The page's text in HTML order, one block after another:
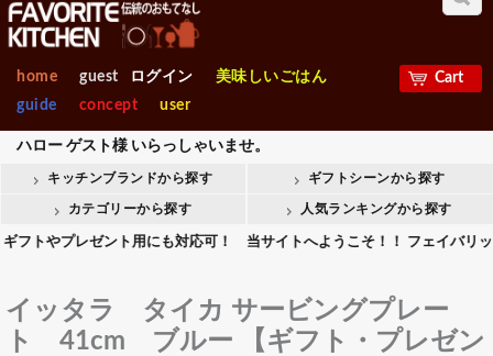
home guest ログイン
美味しいごはん
guide
concept user
ハロー ゲスト様いらっしゃいませ。
Cart
キッチンブランドから探す ギフトシーンから探す
カテゴリーから探す 人気ランキングから探す
やプレゼント用にも対応可！ 当サイトへようこそ！！ フェイバリッ
イッタラ タイカ サービングプレー
ト 41cm ブルー 【ギフト・プレゼン